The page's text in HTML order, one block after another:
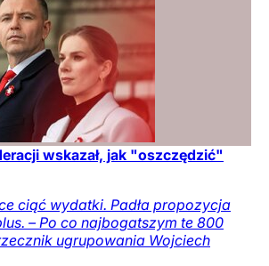
wskazał, jak "oszczędzić"
ciąć wydatki. Padła propozycja
– Po co najbogatszym te 800
ugrupowania Wojciech